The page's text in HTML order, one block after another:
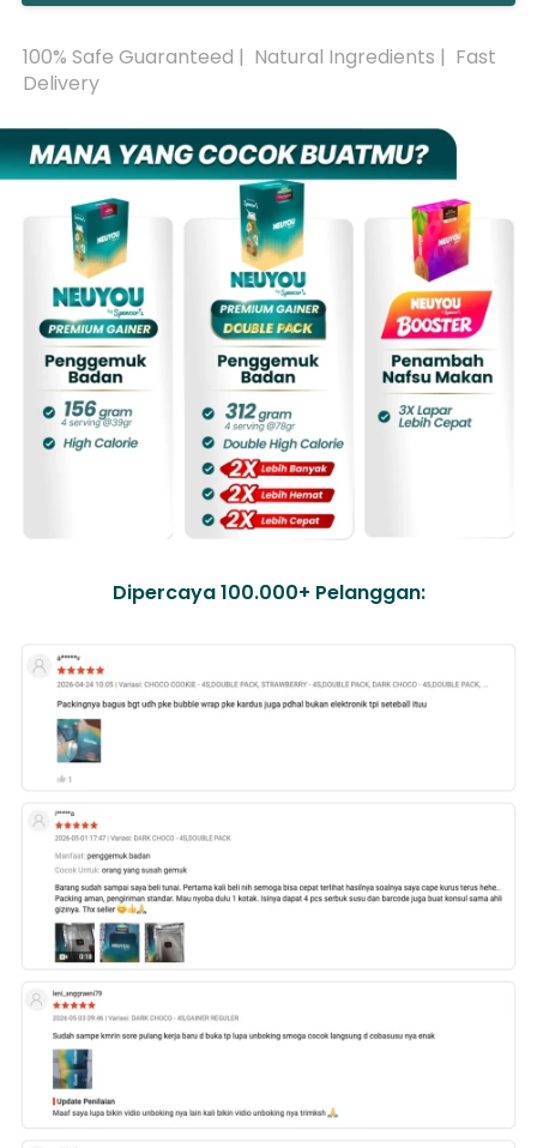
100% Safe Guaranteed |  Natural Ingredients |  Fast
Delivery
Dipercaya 100.000+ Pelanggan: